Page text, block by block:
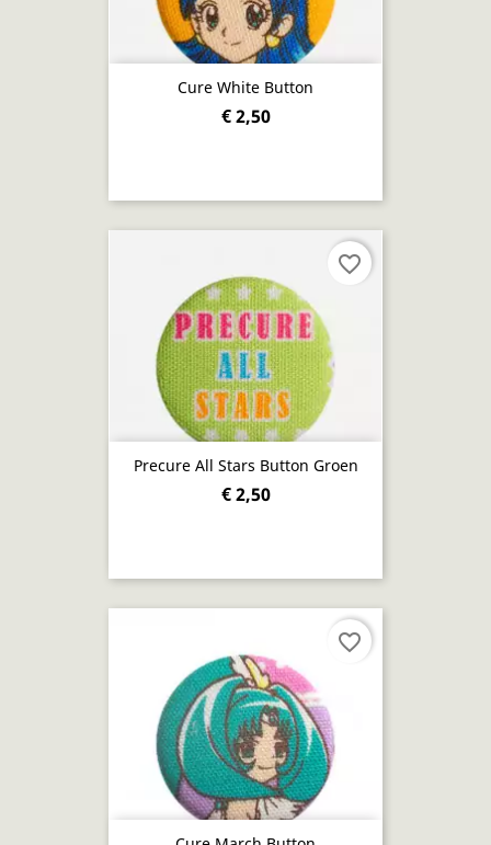
Cure White Button
€ 2,50
Precure All Stars Button Groen
€ 2,50
favorite_border
favorite_border